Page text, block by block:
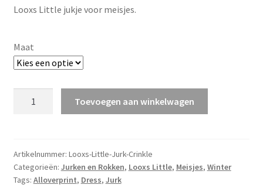
was:
is:
Looxs Little jukje voor meisjes.
Maat
v.a.
maat
92
Toevoegen aan winkelwagen
Artikelnummer: Looxs-Little-Jurk-Crinkle
Categorieën: Jurken en Rokken, Looxs Little, Meisjes, Winter
Tags: Alloverprint, Dress, Jurk